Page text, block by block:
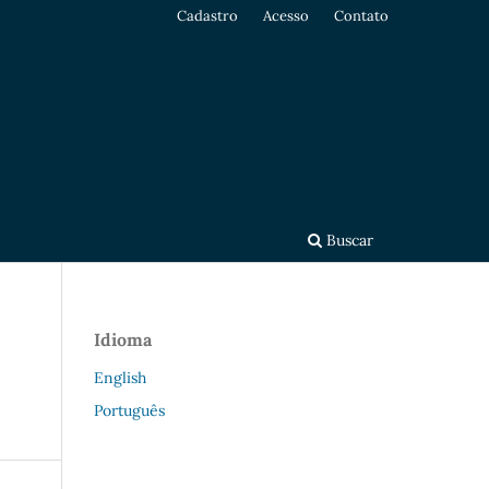
Buscar
Cadastro Acesso Contato
Idioma
English
Português